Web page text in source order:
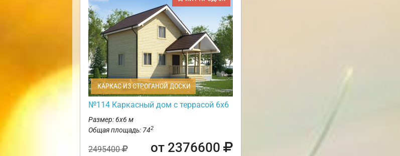
КАРКАС ИЗ СТРОГАНОЙ ДОСКИ
№114 Каркасный дом с террасой 6х6
Размер: 6х6 м
Общая площадь: 742
2495400 от 2376600